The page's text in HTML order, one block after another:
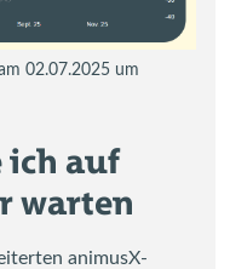
02.07.2025 um
ich auf
warten
animusX-